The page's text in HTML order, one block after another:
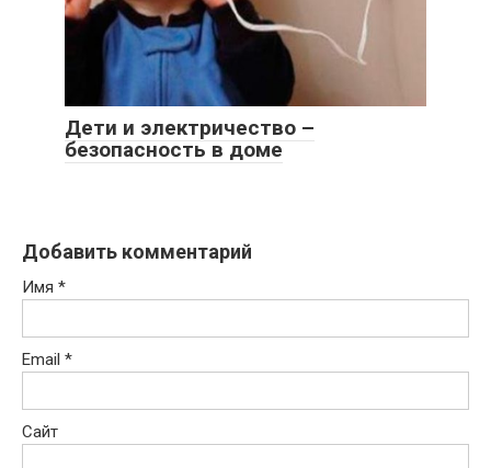
Дети и электричество –
безопасность в доме
Добавить комментарий
Имя *
Email *
Сайт